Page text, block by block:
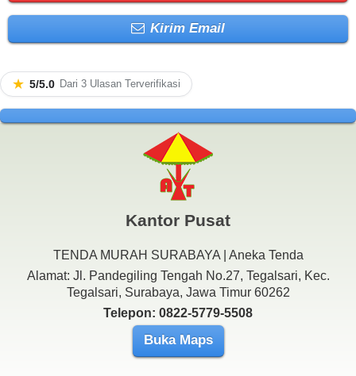
Kirim Email
★ 5/5.0 Dari 3 Ulasan Terverifikasi
Kantor Pusat
TENDA MURAH SURABAYA | Aneka Tenda
Alamat: Jl. Pandegiling Tengah No.27, Tegalsari, Kec.
Tegalsari, Surabaya, Jawa Timur 60262
Telepon: 0822-5779-5508
Buka Maps